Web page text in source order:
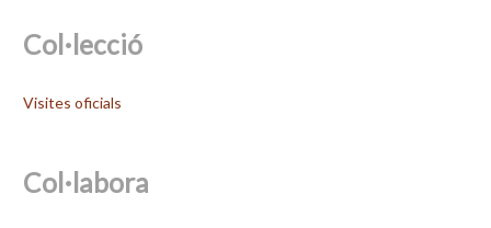
Col·lecció
Visites oficials
Col·labora